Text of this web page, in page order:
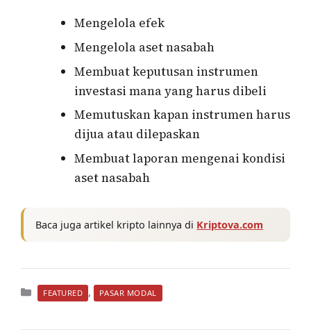
Mengelola efek
Mengelola aset nasabah
Membuat keputusan instrumen
investasi mana yang harus dibeli
Memutuskan kapan instrumen harus
dijua atau dilepaskan
Membuat laporan mengenai kondisi
aset nasabah
Baca juga artikel kripto lainnya di Kriptova.com
Kategori
FEATURED , PASAR MODAL